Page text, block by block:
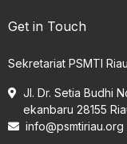
Get in Touch
Sekretariat PSMTI Riau
Jl. Dr. Setia Budhi
ekanbaru 28155
info@psmtiriau.org